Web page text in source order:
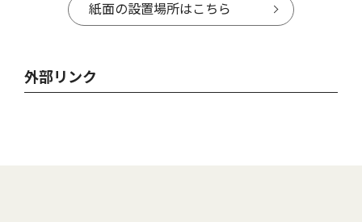
紙面の設置場所はこちら
外部リンク